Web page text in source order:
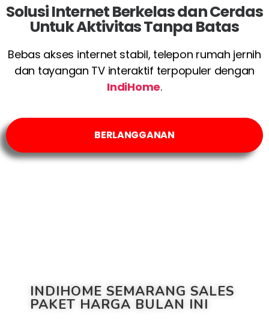
Solusi Internet Berkelas dan Cerdas
Untuk Aktivitas Tanpa Batas
Bebas akses internet stabil, telepon rumah jernih
dan tayangan TV interaktif terpopuler dengan
IndiHome.
BERLANGGANAN
INDIHOME SEMARANG SALES
PAKET HARGA BULAN INI